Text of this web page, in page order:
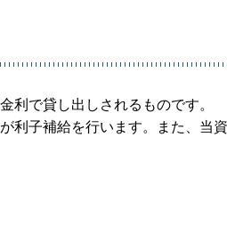
利で貸し出しされるものです。
利子補給を行います。また、当